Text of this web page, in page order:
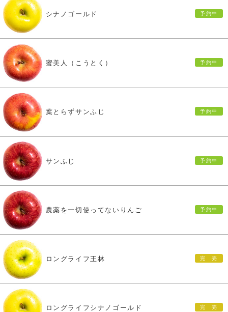
シナノゴールド
蜜美人（こうとく）
葉とらずサンふじ
サンふじ
農薬を一切使ってないりんご
ロングライフ王林
ロングライフシナノゴールド